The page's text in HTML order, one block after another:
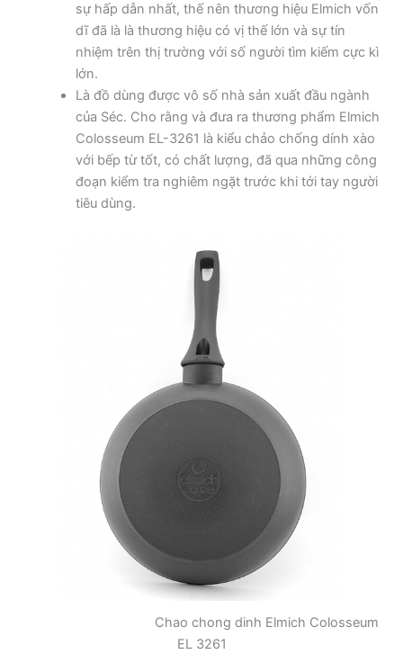
sự hấp dẫn nhất, thế nên thương hiệu Elmich vốn
dĩ đã là là thương hiệu có vị thế lớn và sự tín
nhiệm trên thị trường với số người tìm kiếm cực kì
lớn.
Là đồ dùng được vô số nhà sản xuất đầu ngành
của Séc. Cho rằng và đưa ra thương phẩm Elmich
Colosseum EL-3261 là kiểu chảo chống dính xào
với bếp từ tốt, có chất lượng, đã qua những công
đoạn kiểm tra nghiêm ngặt trước khi tới tay người
tiêu dùng.
Chao chong dinh Elmich Colosseum
EL 3261